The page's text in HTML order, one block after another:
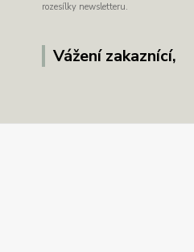
rozesílky newsletteru.
Vážení zakaznící,